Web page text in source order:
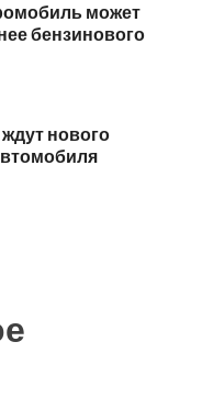
может
бензинового
нового